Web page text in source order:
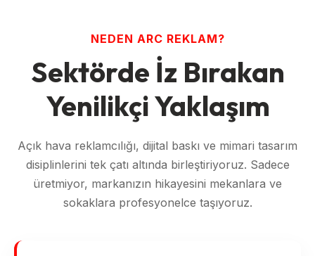
NEDEN ARC REKLAM?
Sektörde İz Bırakan
Yenilikçi Yaklaşım
Açık hava reklamcılığı, dijital baskı ve mimari tasarım
disiplinlerini tek çatı altında birleştiriyoruz. Sadece
üretmiyor, markanızın hikayesini mekanlara ve
sokaklara profesyonelce taşıyoruz.